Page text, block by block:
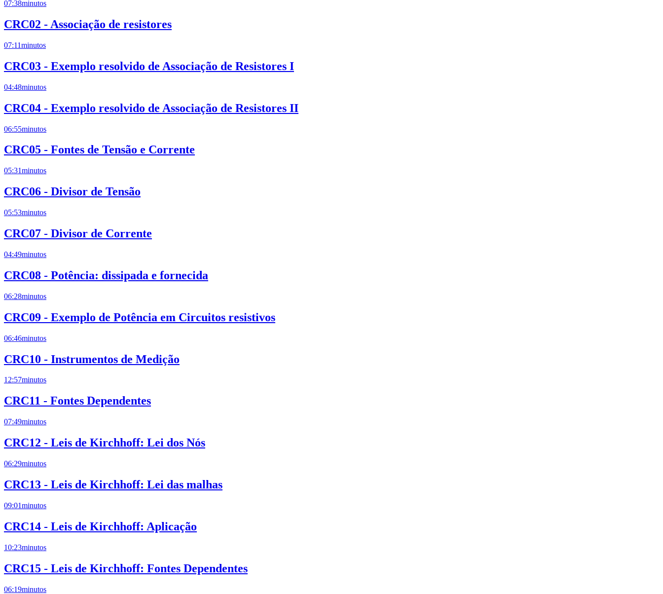
07:38minutos
CRC02 - Associação de resistores
07:11minutos
CRC03 - Exemplo resolvido de Associação de Resistores I
04:48minutos
CRC04 - Exemplo resolvido de Associação de Resistores II
06:55minutos
CRC05 - Fontes de Tensão e Corrente
05:31minutos
CRC06 - Divisor de Tensão
05:53minutos
CRC07 - Divisor de Corrente
04:49minutos
CRC08 - Potência: dissipada e fornecida
06:28minutos
CRC09 - Exemplo de Potência em Circuitos resistivos
06:46minutos
CRC10 - Instrumentos de Medição
12:57minutos
CRC11 - Fontes Dependentes
07:49minutos
CRC12 - Leis de Kirchhoff: Lei dos Nós
06:29minutos
CRC13 - Leis de Kirchhoff: Lei das malhas
09:01minutos
CRC14 - Leis de Kirchhoff: Aplicação
10:23minutos
CRC15 - Leis de Kirchhoff: Fontes Dependentes
06:19minutos